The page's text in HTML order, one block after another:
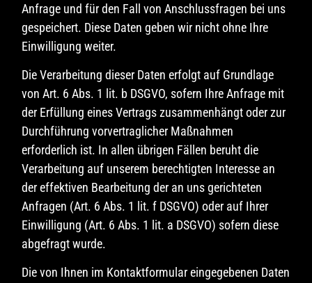
Anfrage und für den Fall von Anschlussfragen bei uns
gespeichert. Diese Daten geben wir nicht ohne Ihre
Einwilligung weiter.
Die Verarbeitung dieser Daten erfolgt auf Grundlage
von Art. 6 Abs. 1 lit. b DSGVO, sofern Ihre Anfrage mit
der Erfüllung eines Vertrags zusammenhängt oder zur
Durchführung vorvertraglicher Maßnahmen
erforderlich ist. In allen übrigen Fällen beruht die
Verarbeitung auf unserem berechtigten Interesse an
der effektiven Bearbeitung der an uns gerichteten
Anfragen (Art. 6 Abs. 1 lit. f DSGVO) oder auf Ihrer
Einwilligung (Art. 6 Abs. 1 lit. a DSGVO) sofern diese
abgefragt wurde.
Die von Ihnen im Kontaktformular eingegebenen Daten